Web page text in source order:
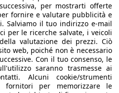
per mostrarti offerte
fornire e valutare pubblicità e
Salviamo il tuo indirizzo e-mail
per le ricerche salvate, i veicoli
valutazione dei prezzi. Ciò
web, poiché non è necessario
Con il tuo consenso, le
saranno trasmesse ai
Alcuni cookie/strumenti
fornitori per memorizzare le